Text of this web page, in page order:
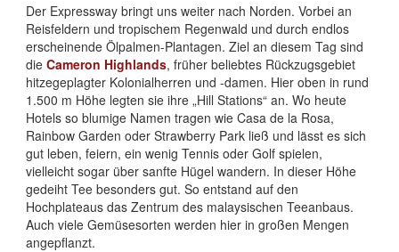
Der Expressway bringt uns weiter nach Norden. Vorbei an
Reisfeldern und tropischem Regenwald und durch endlos
erscheinende Ölpalmen-Plantagen. Ziel an diesem Tag sind
die Cameron Highlands, früher beliebtes Rückzugsgebiet
hitzegeplagter Kolonialherren und -damen. Hier oben in rund
1.500 m Höhe legten sie ihre „Hill Stations“ an. Wo heute
Hotels so blumige Namen tragen wie Casa de la Rosa,
Rainbow Garden oder Strawberry Park ließ und lässt es sich
gut leben, feiern, ein wenig Tennis oder Golf spielen,
vielleicht sogar über sanfte Hügel wandern. In dieser Höhe
gedeiht Tee besonders gut. So entstand auf den
Hochplateaus das Zentrum des malaysischen Teeanbaus.
Auch viele Gemüsesorten werden hier in großen Mengen
angepflanzt.